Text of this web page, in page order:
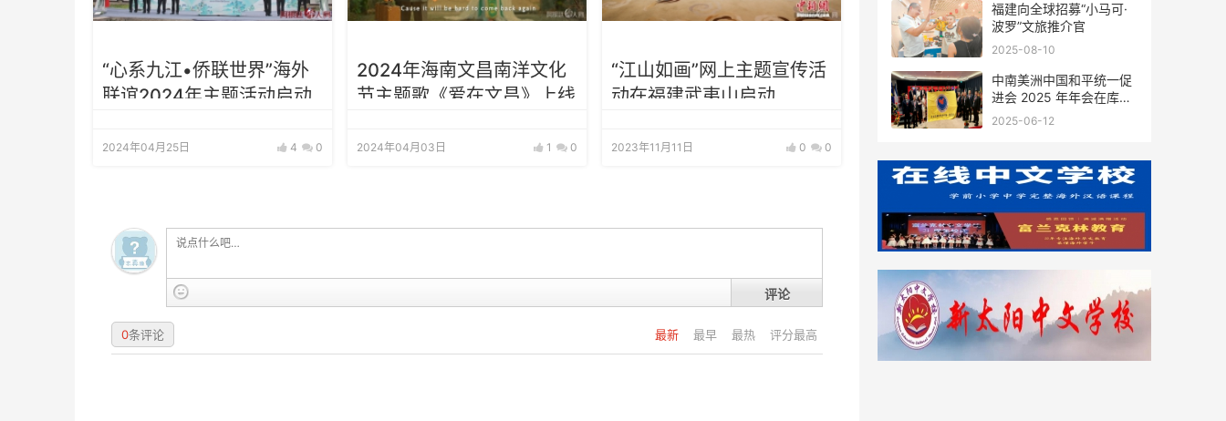
“心系九江•侨联世界”海外
联谊2024年主题活动启动
2024年04月25日 4 0
2024年海南文昌南洋文化
节主题歌《爱在文昌》上线
2024年04月03日 1 0
“江山如画”网上主题宣传活
动在福建武夷山启动
2023年11月11日 0 0
评论
最新 最早 最热 评分最高
0条评论
福建向全球招募“小马可·
波罗”文旅推介官
2025-08-10
中南美洲中国和平统一促
进会 2025 年年会在库拉
索圆满举行，共绘反“独”
2025-06-12